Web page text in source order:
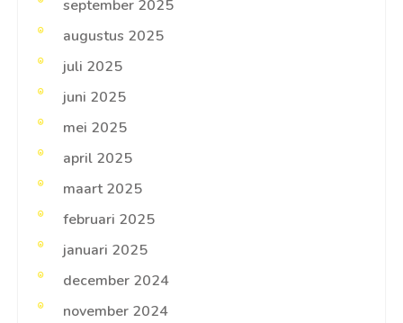
september 2025
augustus 2025
juli 2025
juni 2025
mei 2025
april 2025
maart 2025
februari 2025
januari 2025
december 2024
november 2024